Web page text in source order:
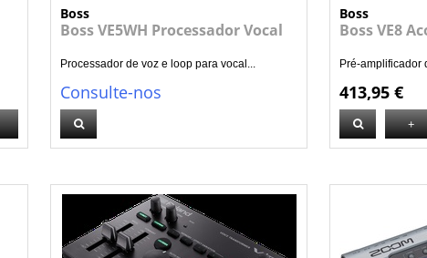
Boss
Boss VE5WH Processador Vocal
Processador de voz e loop para vocal...
Consulte-nos
Boss
Boss VE8
Pré-amplificador
413,95 €
+